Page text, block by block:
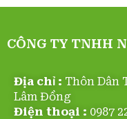
CÔNG TY TNHH
Địa chỉ : Thôn Dân
Lâm Đồng
Điện thoại : 0987